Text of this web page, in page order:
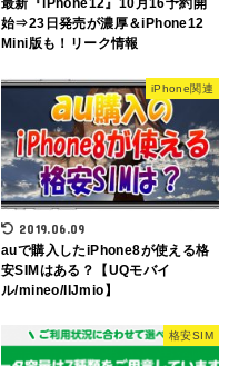
最新『iPhone12』10月16予約開
始⇒23日発売が濃厚＆iPhone12
Mini版も！リーク情報
iPhone関連
2019.06.09
auで購入したiPhone8が使える格
安SIMはある？【UQモバイ
ル/mineo/IIJmio】
格安SIM